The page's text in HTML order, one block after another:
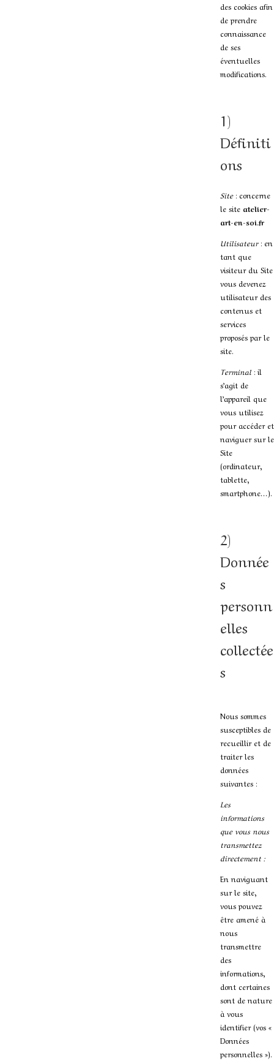
des cookies afin
de prendre
connaissance
de ses
éventuelles
modifications.
1)
Définiti
ons
Site: concerne
le site atelier-
art-en-soi.fr
Utilisateur : en
tant que
visiteur du Site
vous devenez
utilisateur des
contenus et
services
proposés par le
site.
Terminal : il
s’agit de
l’appareil que
vous utilisez
pour accéder et
naviguer sur le
Site
(ordinateur,
tablette,
smartphone…).
2)
Donnée
s
personn
elles
collectée
s
Nous sommes
susceptibles de
recueillir et de
traiter les
données
suivantes :
Les
informations
que vous nous
transmettez
directement :
En naviguant
sur le site,
vous pouvez
être amené à
nous
transmettre
des
informations,
dont certaines
sont de nature
à vous
identifier (vos «
Données
personnelles »).